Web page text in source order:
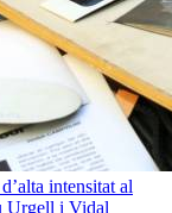
intensitat al
Urgell i Vidal